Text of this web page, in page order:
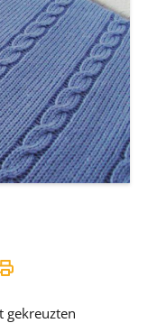
gekreuzten